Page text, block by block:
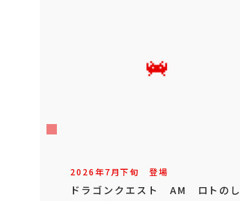
2026年7月下旬 登場
ドラゴンクエスト AM ロトのし